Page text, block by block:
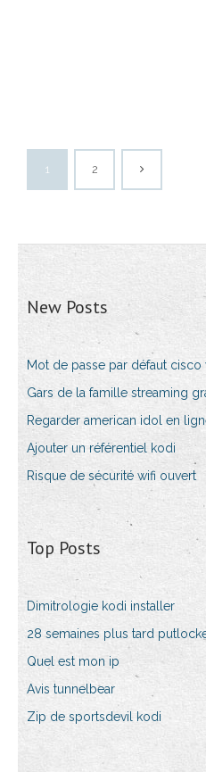
1 2
New Posts
Mot de passe par défaut cisco
Gars de la famille streaming
Regarder american idol en
Ajouter un référentiel kodi
Risque de sécurité wifi ouvert
Top Posts
Dimitrologie kodi installer
28 semaines plus tard
Quel est mon ip
Avis tunnelbear
Zip de sportsdevil kodi